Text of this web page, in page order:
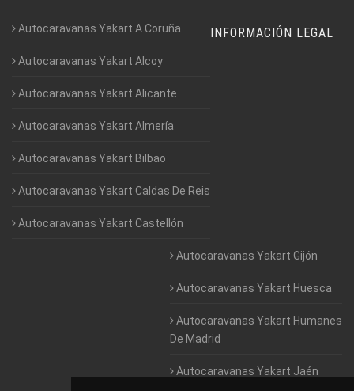
Autocaravanas Yakart A Coruña
Autocaravanas Yakart Alcoy
Autocaravanas Yakart Alicante
Autocaravanas Yakart Almería
Autocaravanas Yakart Bilbao
Autocaravanas Yakart Caldas De Reis
Autocaravanas Yakart Castellón
Autocaravanas Yakart Gijón
Autocaravanas Yakart Huesca
Autocaravanas Yakart Humanes
De Madrid
Autocaravanas Yakart Jaén
INFORMACIÓN LEGAL